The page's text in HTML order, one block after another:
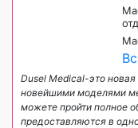
Dusel Medical-это
новейшими моделями
можете пройти полное
предоставляются в